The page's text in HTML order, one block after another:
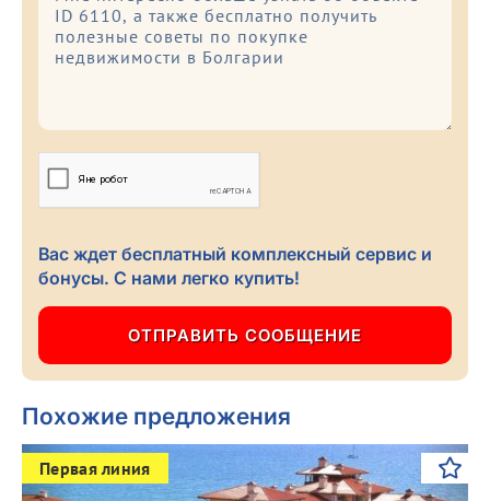
Вас ждет бесплатный комплексный сервис и
бонусы. С нами легко купить!
Похожие предложения
Previous Next
Первая линия